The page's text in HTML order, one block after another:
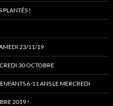
PLANTÉS !
23/11/19
30 OCTOBRE
6-11 ANS LE MERCREDI
2019 !